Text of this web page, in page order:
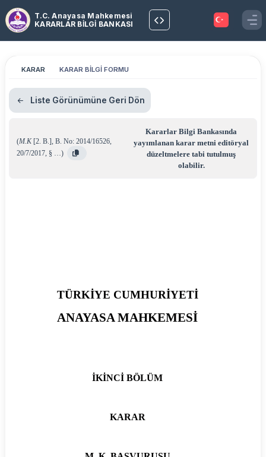
T.C. Anayasa Mahkemesi
KARARLAR BİLGİ BANKASI
KARAR KARAR BİLGİ FORMU
Liste Görünümüne Geri Dön
(M.K[2. B.], B. No: 2014/16526,
20/7/2017, § …)
Kararlar Bilgi Bankasında
yayımlanan karar metni editöryal
düzeltmelere tabi tutulmuş
olabilir.